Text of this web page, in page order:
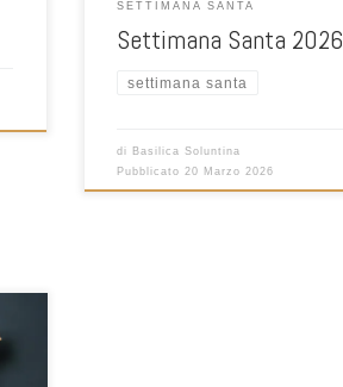
SETTIMANA SANTA
Settimana Santa 2026
settimana santa
di Basilica Soluntina
Pubblicato20 Marzo 2026